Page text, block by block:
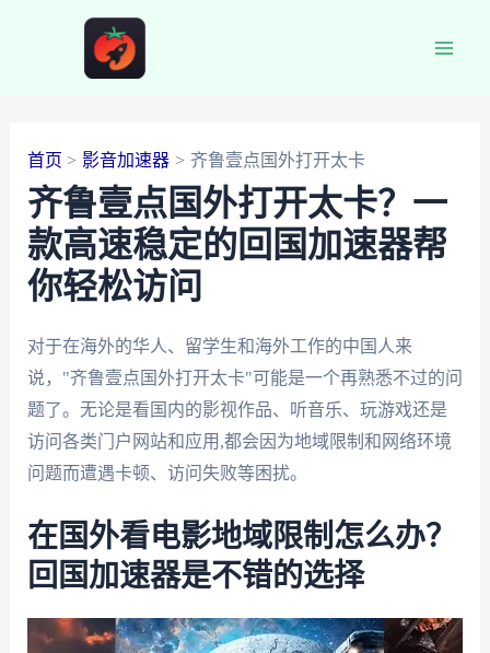
首页 影音加速器 齐鲁壹点国外打开太卡
齐鲁壹点国外打开太卡？一
款高速稳定的回国加速器帮
你轻松访问
对于在海外的华人、留学生和海外工作的中国人来
说，"齐鲁壹点国外打开太卡"可能是一个再熟悉不过的问
题了。无论是看国内的影视作品、听音乐、玩游戏还是
访问各类门户网站和应用,都会因为地域限制和网络环境
问题而遭遇卡顿、访问失败等困扰。
在国外看电影地域限制怎么办？
回国加速器是不错的选择